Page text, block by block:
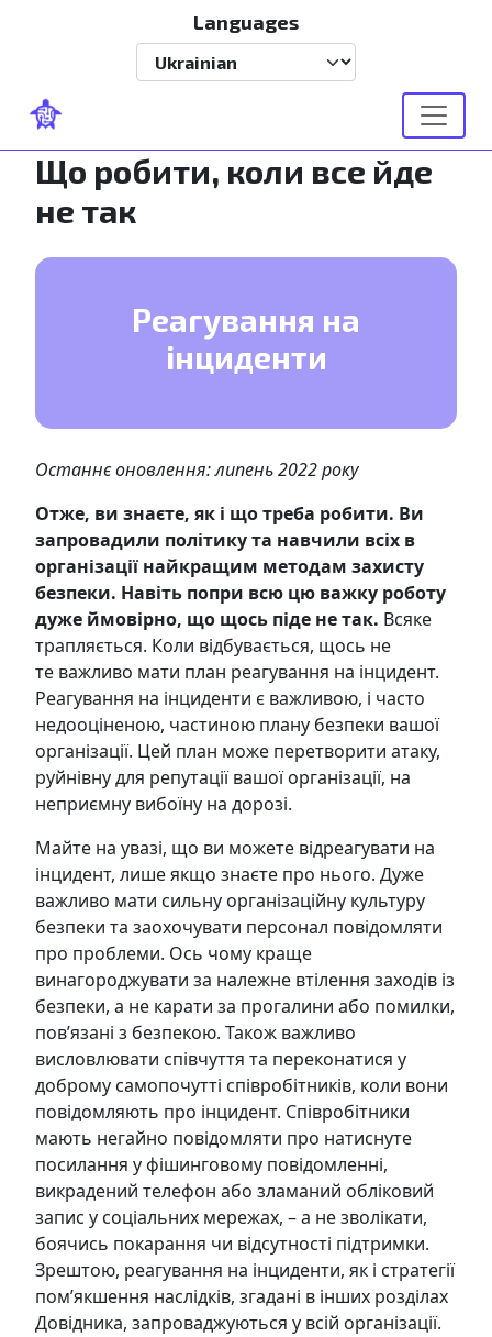
Перейти до основного вмістуLanguages
Select your language
Що робити, коли все йде
не так
Реагування на
інциденти
Останнє оновлення: липень 2022 року
Отже, ви знаєте, як і що треба робити. Ви
запровадили політику та навчили всіх в
організації найкращим методам захисту
безпеки. Навіть попри всю цю важку роботу
дуже ймовірно, що щось піде не так. Всяке
трапляється. Коли відбувається, щось не
те важливо мати план реагування на інцидент.
Реагування на інциденти є важливою, і часто
недооціненою, частиною плану безпеки вашої
організації. Цей план може перетворити атаку,
руйнівну для репутації вашої організації, на
неприємну вибоїну на дорозі.
Майте на увазі, що ви можете відреагувати на
інцидент, лише якщо знаєте про нього. Дуже
важливо мати сильну організаційну культуру
безпеки та заохочувати персонал повідомляти
про проблеми. Ось чому краще
винагороджувати за належне втілення заходів із
безпеки, а не карати за прогалини або помилки,
пов’язані з безпекою. Також важливо
висловлювати співчуття та переконатися у
доброму самопочутті співробітників, коли вони
повідомляють про інцидент. Співробітники
мають негайно повідомляти про натиснуте
посилання у фішинговому повідомленні,
викрадений телефон або зламаний обліковий
запис у соціальних мережах, – а не зволікати,
боячись покарання чи відсутності підтримки.
Зрештою, реагування на інциденти, як і стратегії
пом’якшення наслідків, згадані в інших розділах
Довідника, запроваджуються у всій організації.